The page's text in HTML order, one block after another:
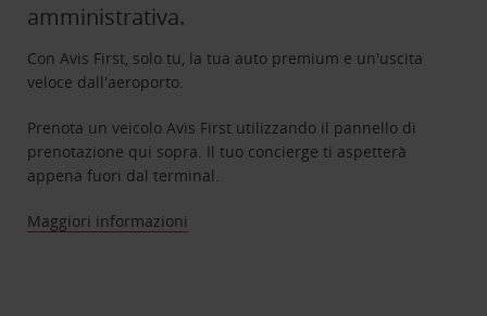
amministrativa.
Con Avis First, solo tu, la tua auto premium e un'uscita
veloce dall'aeroporto.
Prenota un veicolo Avis First utilizzando il pannello di
prenotazione qui sopra. Il tuo concierge ti aspetterà
appena fuori dal terminal.
Maggiori informazioni